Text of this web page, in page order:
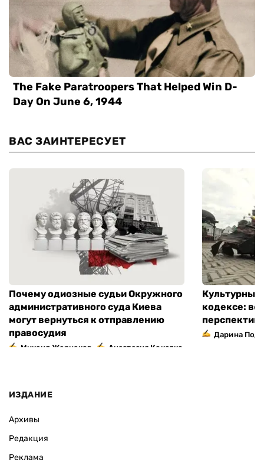
ВАС ЗАИНТЕРЕСУЕТ
Почему одиозные судьи Окружного
административного суда Киева
могут вернуться к отправлению
правосудия
Михаил Жернаков Анастасия Кокалко
Культурный
кодексе:
Дарина
ИЗДАНИЕ
Архивы
Редакция
Реклама